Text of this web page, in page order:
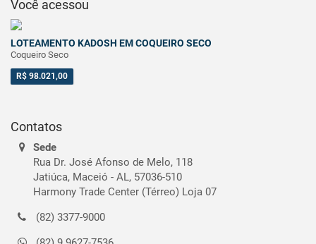
Você acessou
LOTEAMENTO KADOSH EM COQUEIRO SECO
Coqueiro Seco
R$ 98.021,00
Contatos
Sede
Rua Dr. José Afonso de Melo, 118
Jatiúca, Maceió - AL, 57036-510
Harmony Trade Center (Térreo) Loja 07
(82) 3377-9000